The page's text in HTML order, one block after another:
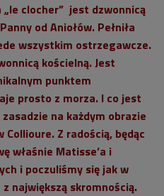
„le clocher” jest dzwonnicą
od Aniołów. Pełniła
wszystkim ostrzegawcze.
kościelną. Jest
punktem
prosto z morza. I co jest
na każdym obrazie
Z radością, będąc
właśnie Matisse’a i
i poczuliśmy się jak w
największą skromnością.